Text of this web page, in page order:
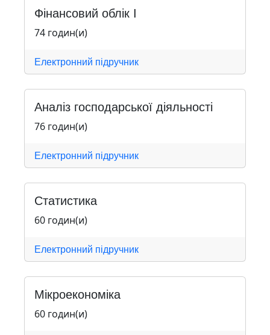
Фінансовий облік І
74 годин(и)
Електронний підручник
Аналіз господарської діяльності
76 годин(и)
Електронний підручник
Статистика
60 годин(и)
Електронний підручник
Мікроекономіка
60 годин(и)